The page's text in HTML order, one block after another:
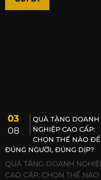
03
08
QUÀ TẶNG DOANH
NGHIỆP CAO CẤP:
CHỌN THẾ NÀO ĐỂ
ĐÚNG NGƯỜI, ĐÚNG DỊP?
QUÀ TẶNG DOANH
CAO CẤP: CHỌN THẾ NÀO